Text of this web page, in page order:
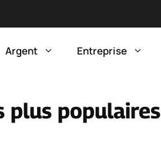
Argent Entreprise
plus populaires